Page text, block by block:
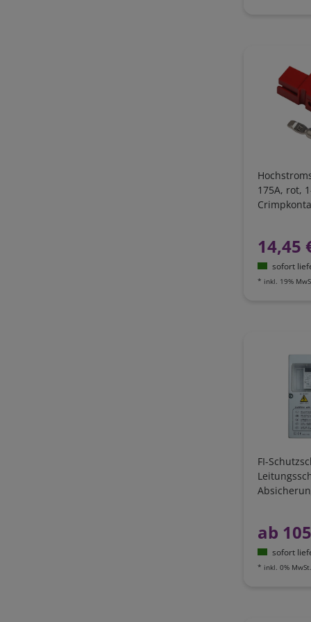
175A, rot,
14,45
sofort
* inkl. 19%
FI-
ab
sofort
* inkl. 0% MwSt.